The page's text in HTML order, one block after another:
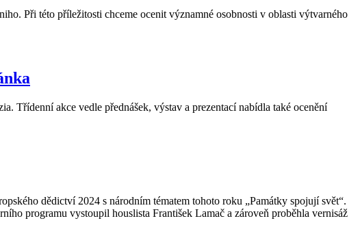
Při této příležitosti chceme ocenit významné osobnosti v oblasti výtvarného
Třídenní akce vedle přednášek, výstav a prezentací nabídla také ocenění
dědictví 2024 s národním tématem tohoto roku „Památky spojují svět“.
programu vystoupil houslista František Lamač a zároveň proběhla vernisáž